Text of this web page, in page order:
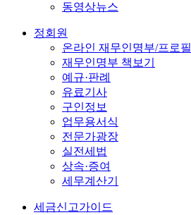
동영상뉴스
정회원
온라인 재무인명부/프로필
재무인명부 책보기
예규·판례
유료기사
구인정보
업무용서식
전문가광장
실전세법
상속·증여
세무계산기
세금신고가이드